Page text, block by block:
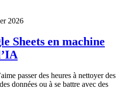
2026
Sheets en machine
passer des heures à nettoyer des
données ou à se battre avec des